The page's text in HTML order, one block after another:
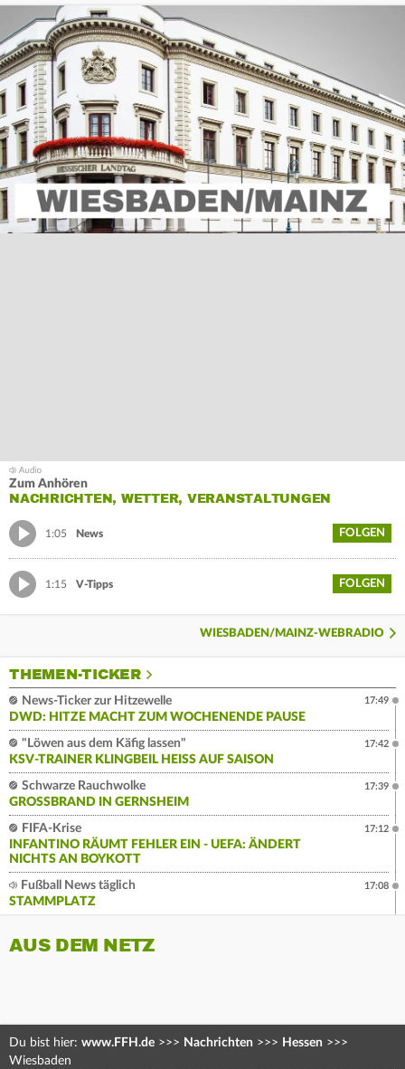
Zum Anhören
NACHRICHTEN, WETTER, VERANSTALTUNGEN
1:05 News FOLGEN
1:15 V-Tipps FOLGEN
WIESBADEN/MAINZ-WEBRADIO
THEMEN-TICKER
News-Ticker zur Hitzewelle
DWD: HITZE MACHT ZUM WOCHENENDE PAUSE
17:49
"Löwen aus dem Käfig lassen"
KSV-TRAINER KLINGBEIL HEISS AUF SAISON
17:42
Schwarze Rauchwolke
GROSSBRAND IN GERNSHEIM
17:39
FIFA-Krise
INFANTINO RÄUMT FEHLER EIN - UEFA: ÄNDERT
NICHTS AN BOYKOTT
17:12
Fußball News täglich
STAMMPLATZ
17:08
AUS DEM NETZ
Du bist hier: www.FFH.de >>> Nachrichten >>> Hessen >>>
Wiesbaden